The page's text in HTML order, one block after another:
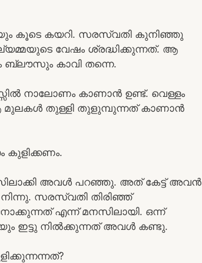
കൂടെ കയറി. സരസ്വതി കുനിഞ്ഞു
വേഷം ശ്രദ്ധിക്കുന്നത്. ആ
ബ്ലൗസും കാവി തന്നെ.
നാലോണം കാണാൻ ഉണ്ട്. വെള്ളം
ആ മുലകൾ തുള്ളി തുളുമ്പുന്നത് കാണാൻ
കുളിക്കണം.
അവൾ പറഞ്ഞു. അത് കേട്ട് അവൻ
നിന്നു. സരസ്വതി തിരിഞ്ഞ്
എന്ന് മനസിലായി. ഒന്ന്
ഇട്ടു നിൽക്കുന്നത് അവൾ കണ്ടു.